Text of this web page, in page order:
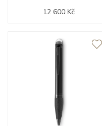
12 600 Kč